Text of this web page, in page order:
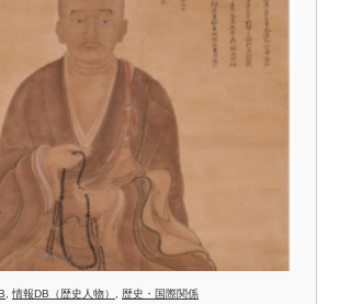
情報DB（歴史人物） 歴史・国際関係